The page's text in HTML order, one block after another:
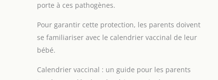
porte à ces pathogènes.
Pour garantir cette protection, les parents doivent
se familiariser avec le calendrier vaccinal de leur
bébé.
Calendrier vaccinal : un guide pour les parents